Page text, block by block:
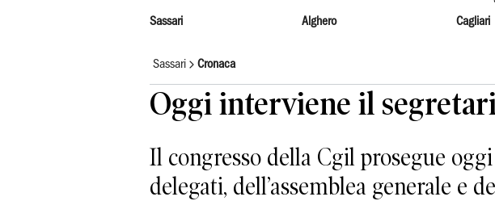
Sassari Alghero Cagliari
Sassari Cronaca
Oggi interviene il
Il congresso della Cgil prosegue
delegati, dell’assemblea generale e